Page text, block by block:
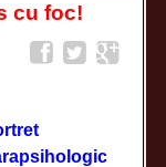
cu foc!